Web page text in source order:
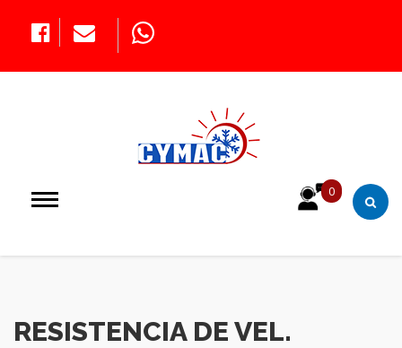
0
RESISTENCIA DE VEL.